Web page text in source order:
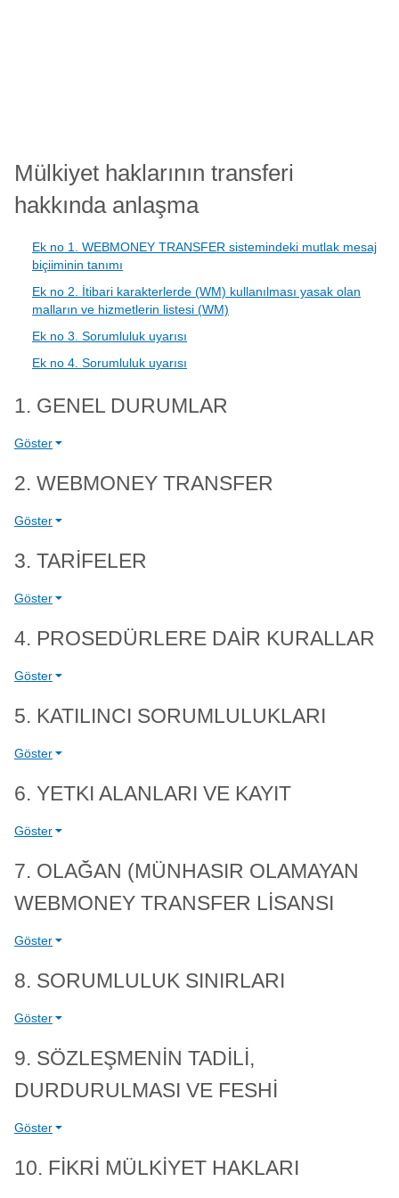
Mülkiyet haklarının transferi
hakkında anlaşma
Ek no 1. WEBMONEY TRANSFER sistemindeki mutlak mesaj
biçiiminin tanımı
Ek no 2. İtibari karakterlerde (WM) kullanılması yasak olan
malların ve hizmetlerin listesi (WM)
Ek no 3. Sorumluluk uyarısı
Ek no 4. Sorumluluk uyarısı
1. GENEL DURUMLAR
Göster
2. WEBMONEY TRANSFER
Göster
3. TARİFELER
Göster
4. PROSEDÜRLERE DAİR KURALLAR
Göster
5. KATILINCI SORUMLULUKLARI
Göster
6. YETKI ALANLARI VE KAYIT
Göster
7. OLAĞAN (MÜNHASIR OLAMAYAN
WEBMONEY TRANSFER LİSANSI
Göster
8. SORUMLULUK SINIRLARI
Göster
9. SÖZLEŞMENİN TADİLİ,
DURDURULMASI VE FESHİ
Göster
10. FİKRİ MÜLKİYET HAKLARI